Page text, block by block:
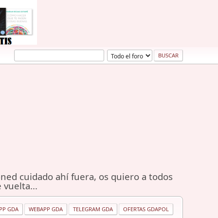
cuidado ahí fuera, os quiero a todos
vuelta...
GDA WEBAPP GDA TELEGRAM GDA OFERTAS GDAPOL